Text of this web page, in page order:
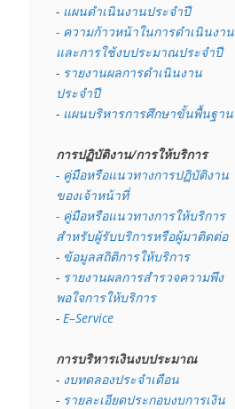
- แผนดำเนินงานประจำปี
- ความก้าวหน้าในการดำเนินงาน
และการใช้งบประมาณประจำปี
- รายงานผลการดำเนินงาน
ประจำปี
- แผนบริหารการศึกษาขั้นพื้นฐาน
การปฏิบัติงาน/การให้บริการ
- คู่มือหรือแนวทางการปฏิบัติงาน
ของเจ้าหน้าที่
- คู่มือหรือแนวทางการให้บริการ
สำหรับผู้รับบริการหรือผู้มาติดต่อ
- ข้อมูลสถิติการให้บริการ
- รายงานผลการสำรวจความพึง
พอใจการให้บริการ
- E–Service
การบริหารเงินงบประมาณ
- งบทดลองประจำเดือน
- รายละเอียดประกอบงบการเงิน